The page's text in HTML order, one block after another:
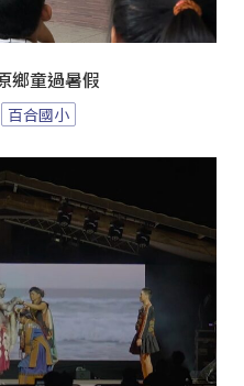
鄉童過暑假
百合國小